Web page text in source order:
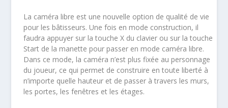
La caméra libre est une nouvelle option de qualité de vie
pour les bâtisseurs. Une fois en mode construction, il
faudra appuyer sur la touche X du clavier ou sur la touche
Start de la manette pour passer en mode caméra libre.
Dans ce mode, la caméra n’est plus fixée au personnage
du joueur, ce qui permet de construire en toute liberté à
n’importe quelle hauteur et de passer à travers les murs,
les portes, les fenêtres et les étages.